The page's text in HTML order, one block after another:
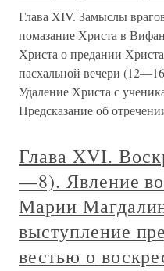
Глава XIV. Замыслы
помазание Христа в
Христа о предании
пасхальной вечери
Удаление Христа с
Предсказание об
Глава XVI.
—8). Явление
Марии
выступление
вестью о